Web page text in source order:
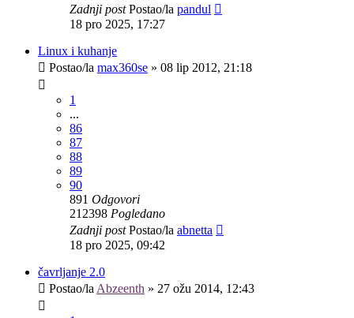
Zadnji postPostao/la pandul
18 pro 2025, 17:27
Linux i kuhanje
Postao/la max360se » 08 lip 2012, 21:18
1
...
86
87
88
89
90
891 Odgovori
212398 Pogledano
Zadnji postPostao/la abnetta
18 pro 2025, 09:42
čavrljanje 2.0
Postao/la Abzeenth » 27 ožu 2014, 12:43